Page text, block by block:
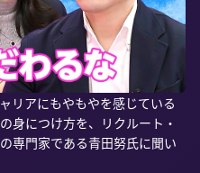
リアにもやもやを感じている
身につけ方を、リクルート・
専門家である青田努氏に聞い